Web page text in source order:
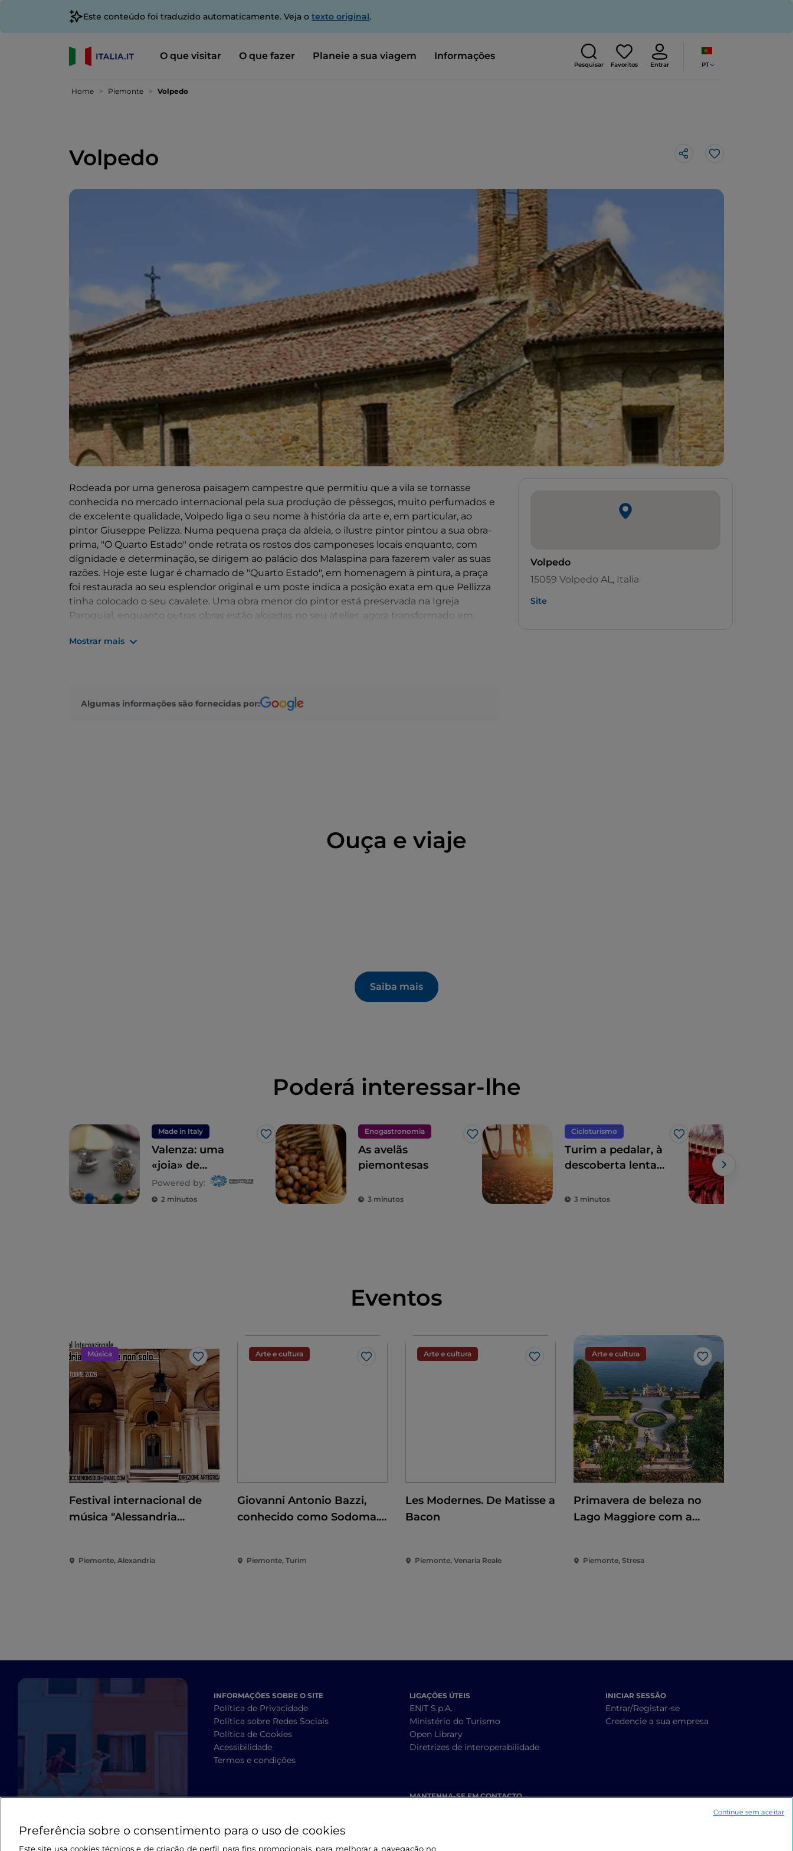
Este conteúdo foi traduzido automaticamente. Veja o texto original.
O que visitar O que fazer Planeie a sua viagem Informações
Pesquisar Favoritos Entrar PT
Home Piemonte Volpedo
Volpedo Gosto
Rodeada por uma generosa paisagem campestre que permitiu que a vila se tornasse
conhecida no mercado internacional pela sua produção de pêssegos, muito perfumados e
de excelente qualidade, Volpedo liga o seu nome à história da arte e, em particular, ao
pintor Giuseppe Pelizza. Numa pequena praça da aldeia, o ilustre pintor pintou a sua obra-
prima, "O Quarto Estado" onde retrata os rostos dos camponeses locais enquanto, com
dignidade e determinação, se dirigem ao palácio dos Malaspina para fazerem valer as suas
razões. Hoje este lugar é chamado de "Quarto Estado", em homenagem à pintura, a praça
foi restaurada ao seu esplendor original e um poste indica a posição exata em que Pellizza
tinha colocado o seu cavalete. Uma obra menor do pintor está preservada na Igreja
Paroquial, enquanto outras obras estão alojadas no seu atelier, agora transformado em
Mostrar mais
Algumas informações são fornecidas por:
Volpedo
15059 Volpedo AL, Italia
Site
Ouça e viaje
Saiba mais
Poderá interessar-lhe
Made in Italy
Gosto
Valenza: uma
«joia» de
Monferrato
Powered by:
2 minutos
Enogastronomia
Gosto
As avelãs
piemontesas
3 minutos
Cicloturismo
Gosto
Turim a pedalar, à
descoberta lenta
encantadora
3 minutos
Eventos
Música
Gosto
Festival internacional de
música "Alessandria
Piemonte, Alexandria
Arte e cultura
Gosto
Giovanni Antonio Bazzi,
conhecido como Sodoma.
Piemonte, Turim
Arte e cultura
Gosto
Les Modernes. De Matisse a
Bacon
Piemonte, Venaria Reale
Arte e cultura
Gosto
Primavera de beleza no
Lago Maggiore com a
Taranto
Piemonte, Stresa
INFORMAÇÕES SOBRE O SITE
Política de Privacidade
Política sobre Redes Sociais
Política de Cookies
Acessibilidade
Termos e condições
LIGAÇÕES ÚTEIS
ENIT S.p.A.
Ministério do Turismo
Open Library
Diretrizes de interoperabilidade
MANTENHA-SE EM CONTACTO
INICIAR SESSÃO
Entrar/Registar-se
Credencie a sua empresa
Preferência sobre o consentimento para o uso de cookies
Este site usa cookies técnicos e de criação de perfil para fins promocionais, para melhorar a navegação no
Continue sem aceitar